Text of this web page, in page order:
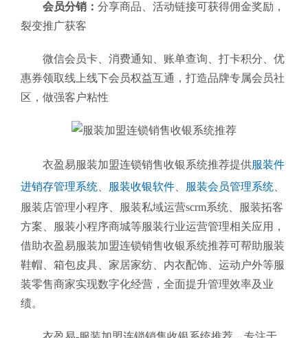
会员分销： 分享商品、活动链接可获得佣金奖励，
裂变推广获客
微信会员卡、消费通知、账单查询、打卡积分、优
惠券领取线上线下会员权益互通，打造品牌专属会员社
区，做强客户粘性
衣盈易服装加盟连锁销售收银系统推荐提供服装件
进销存管理系统
服装收银软件 服装会员管理系统
服装店管理小程序、服装私域运营scrm系统、服装拓客
方案、服装小程序商城等服装行业运营管理相关应用，
借助衣盈易服装加盟连锁销售收银系统推荐可帮助服装
鞋帽、箱包皮具、家居家纺、内衣配饰、运动户外等服
装零售商家实现数字化经营，全面提升管理效率及业
绩。